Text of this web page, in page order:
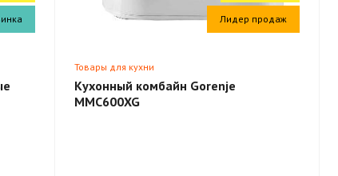
Лидер продаж
Товары для кухни
Кухонный комбайн Gorenje
MMC600XG